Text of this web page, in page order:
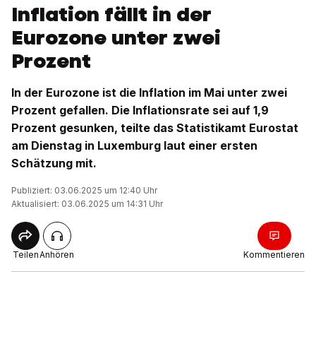
Inflation fällt in der
Eurozone unter zwei
Prozent
In der Eurozone ist die Inflation im Mai unter zwei
Prozent gefallen. Die Inflationsrate sei auf 1,9
Prozent gesunken, teilte das Statistikamt Eurostat
am Dienstag in Luxemburg laut einer ersten
Schätzung mit.
Publiziert: 03.06.2025 um 12:40 Uhr
Aktualisiert: 03.06.2025 um 14:31 Uhr
TeilenAnhören Kommentieren